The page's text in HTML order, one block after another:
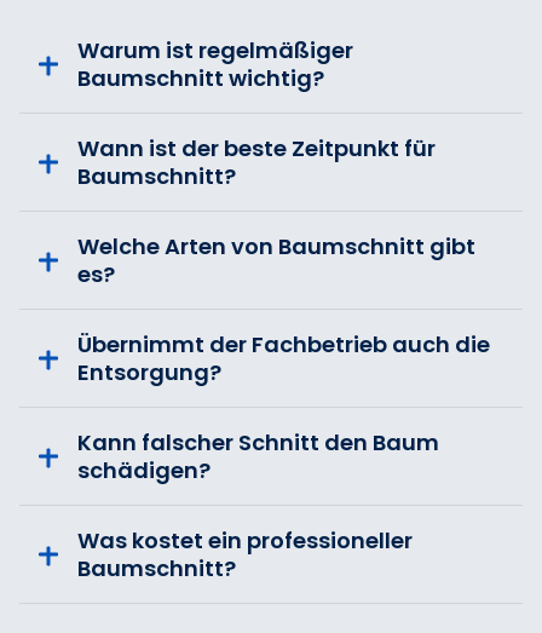
Warum ist regelmäßiger
Baumschnitt wichtig?
Wann ist der beste Zeitpunkt für
Baumschnitt?
Welche Arten von Baumschnitt gibt
es?
Übernimmt der Fachbetrieb auch die
Entsorgung?
Kann falscher Schnitt den Baum
schädigen?
Was kostet ein professioneller
Baumschnitt?